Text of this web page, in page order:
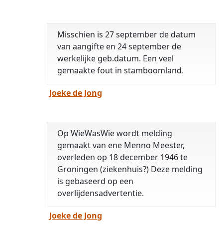
Misschien is 27 september de datum
van aangifte en 24 september de
werkelijke geb.datum. Een veel
gemaakte fout in stamboomland.
Joeke de Jong
Op WieWasWie wordt melding
gemaakt van ene Menno Meester,
overleden op 18 december 1946 te
Groningen (ziekenhuis?) Deze melding
is gebaseerd op een
overlijdensadvertentie.
Joeke de Jong